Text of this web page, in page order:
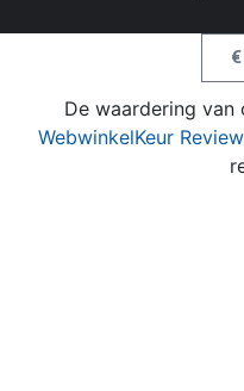
€
De waardering van
WebwinkelKeur